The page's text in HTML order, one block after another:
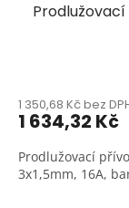
Prodlužovací
1 350,68 Kč bez
1 634,32 Kč
Prodlužovací
3x1,5mm, 16A,